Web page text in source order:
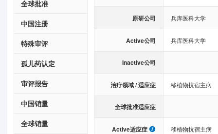
全球批准
中国注册
特殊审评
孤儿药认定
审评报告
中国销量
全球销量
原研公司 兵库医科大学
Active公司 兵库医科大学
Inactive公司
治疗领域 / 适应症 移植物抗宿主病
全球批准适应症
Active适应症 移植物抗宿主病